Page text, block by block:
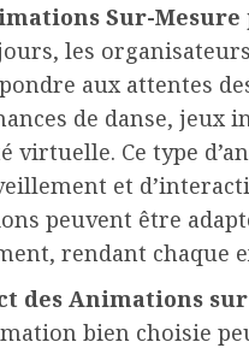
Sur-Mesure
les
aux attentes
de danse, jeux
virtuelle. Ce type
et
peuvent être
rendant chaque
des Animations
bien choisie